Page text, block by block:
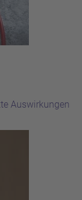
Auswirkungen